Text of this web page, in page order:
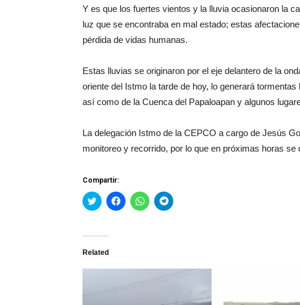
Y es que los fuertes vientos y la lluvia ocasionaron la
luz que se encontraba en mal estado; estas
pérdida de vidas humanas.
Estas lluvias se originaron por el eje delantero de la
oriente del Istmo la tarde de hoy, lo generará
así como de la Cuenca del Papaloapan y algunos
La delegación Istmo de la CEPCO a cargo de Jesús
monitoreo y recorrido, por lo que en próximas horas se
Compartir:
Haz
clic
Twitter
abre
una
Haz
clic
una
nueva)
Haz
clic
una
ventana
Haz
clic
una
ventana
Related